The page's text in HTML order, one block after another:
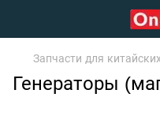
Запчасти для
Генераторы